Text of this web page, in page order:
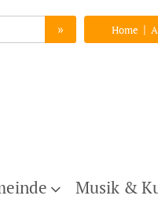
Home |
»
Musik &